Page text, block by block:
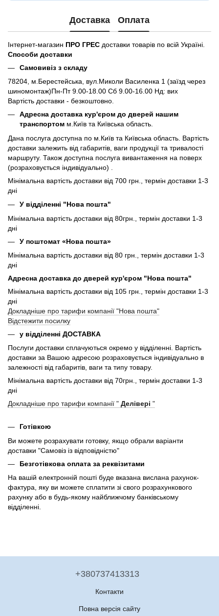
Доставка Оплата
Інтернет-магазин ПРО ГРЕС доставки товарів по всій Україні.
Способи доставки
Самовивіз з складу
78204, м.Берестейська, вул.Миколи Василенка 1 (заїзд через
шиномонтаж)Пн-Пт 9.00-18.00 Сб 9.00-16.00 Нд: вих
Вартість доставки - безкоштовно.
Адресна доставка кур'єром до дверей нашим
транспортом м.Київ та Київська область.
Дана послуга доступна по м.Київ та Київська область. Вартість
доставки залежить від габаритів, ваги продукції та тривалості
маршруту. Також доступна послуга вивантаження на поверх
(розраховується індивідуально) .
Мінімальна вартість доставки від 700 грн., термін доставки 1-3
дні
У відділенні "Нова пошта"
Мінімальна вартість доставки від 80грн., термін доставки 1-3
дні
У поштомат «Нова пошта»
Мінімальна вартість доставки від 80 грн., термін доставки 1-3
дні
Адресна доставка до дверей кур'єром "Нова пошта"
Мінімальна вартість доставки від 105 грн., термін доставки 1-3
дні
Докладніше про тарифи компанії "Нова пошта"
Відстежити посилку
у відділенні ДОСТАВКА
Послуги доставки сплачуються окремо у відділенні. Вартість
доставки за Вашою адресою розраховується індивідуально в
залежності від габаритів, ваги та типу товару.
Мінімальна вартість доставки від 70грн., термін доставки 1-3
дні
Докладніше про тарифи компанії " Делівері "
Готівкою
Ви можете розрахувати готовку, якщо обрали варіанти
доставки "Самовіз із відповідністю"
Безготівкова оплата за реквізитами
На вашій електронній пошті буде вказана вислана рахунок-
фактура, яку ви можете сплатити зі свого розрахункового
рахунку або в будь-якому найближчому банківському
відділенні.
+380737413313
Контакти
Повна версія сайту